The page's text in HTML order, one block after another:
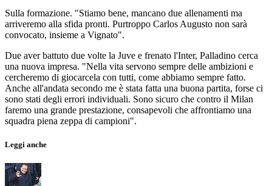
Sulla formazione. "Stiamo bene, mancano due allenamenti ma
arriveremo alla sfida pronti. Purtroppo Carlos Augusto non sarà
convocato, insieme a Vignato".
Due aver battuto due volte la Juve e frenato l'Inter, Palladino cerca
una nuova impresa. "Nella vita servono sempre delle ambizioni e
cercheremo di giocarcela con tutti, come abbiamo sempre fatto.
Anche all'andata secondo me è stata fatta una buona partita, forse ci
sono stati degli errori individuali. Sono sicuro che contro il Milan
faremo una grande prestazione, consapevoli che affrontiamo una
squadra piena zeppa di campioni".
Leggi anche